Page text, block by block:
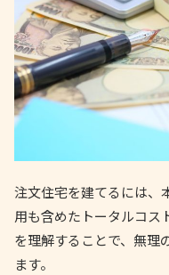
注文住宅を建てるには、
用も含めたトータルコス
を理解することで、無理
ます。